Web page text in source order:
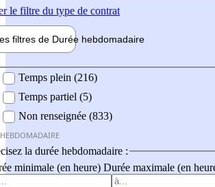
le filtre du type de contrat
filtres de Durée hebdomadaire
Temps plein (216)
Temps partiel (5)
Non renseignée (833)
la durée hebdomadaire :
minimale (en heure) Durée maximale (en